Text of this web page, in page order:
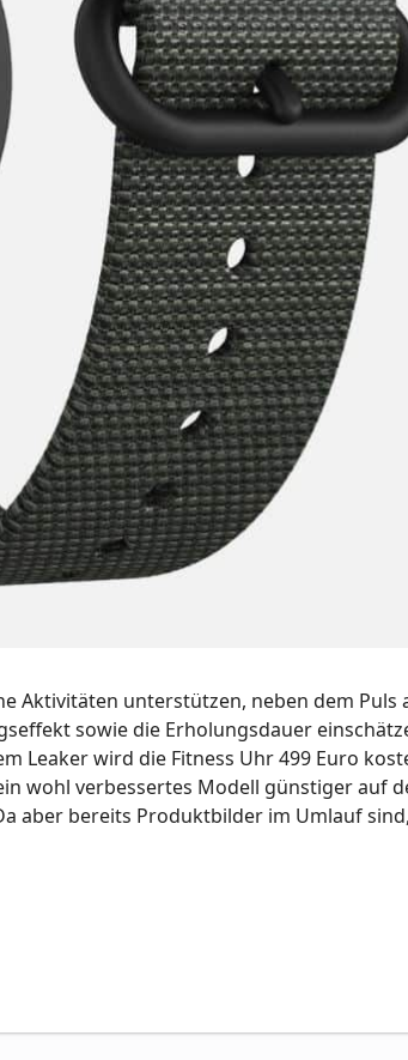
Aktivitäten unterstützen, neben dem Puls
sowie die Erholungsdauer
Leaker wird die Fitness Uhr 499 Euro
wohl verbessertes Modell günstiger auf
aber bereits Produktbilder im Umlauf